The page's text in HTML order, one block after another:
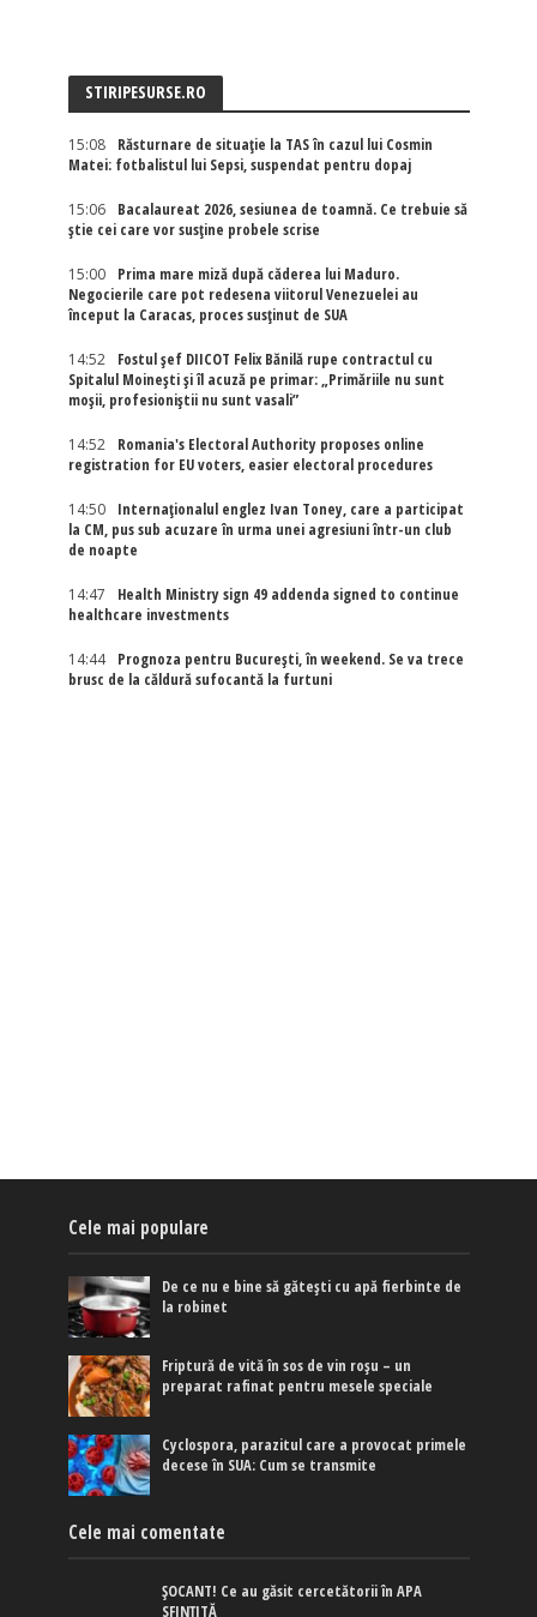
STIRIPESURSE.RO
15:08
Răsturnare de situație la TAS în cazul lui Cosmin
Matei: fotbalistul lui Sepsi, suspendat pentru dopaj
15:06
Bacalaureat 2026, sesiunea de toamnă. Ce trebuie să
știe cei care vor susține probele scrise
15:00
Prima mare miză după căderea lui Maduro.
Negocierile care pot redesena viitorul Venezuelei au
început la Caracas, proces susținut de SUA
14:52
Fostul șef DIICOT Felix Bănilă rupe contractul cu
Spitalul Moinești și îl acuză pe primar: „Primăriile nu sunt
moșii, profesioniștii nu sunt vasali”
14:52
Romania's Electoral Authority proposes online
registration for EU voters, easier electoral procedures
14:50
Internaţionalul englez Ivan Toney, care a participat
la CM, pus sub acuzare în urma unei agresiuni într-un club
de noapte
14:47
Health Ministry sign 49 addenda signed to continue
healthcare investments
14:44
Prognoza pentru București, în weekend. Se va trece
brusc de la căldură sufocantă la furtuni
Cele mai populare
De ce nu e bine să gătești cu apă fierbinte de
la robinet
Friptură de vită în sos de vin roșu – un
preparat rafinat pentru mesele speciale
Cyclospora, parazitul care a provocat primele
decese în SUA: Cum se transmite
Cele mai comentate
ȘOCANT! Ce au găsit cercetătorii în APA
SFINȚITĂ